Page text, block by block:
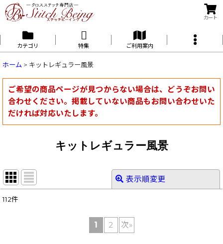
カート
カテゴリ 特集 ご利用案内
ホーム > キットレギュラー風景
ご希望の商品ページが見つからない場合は、どうぞお問い
合わせください。掲載していない商品もお問い合わせいた
だければ対応いたします。
キットレギュラー風景
表示順変更
112件
1 2 次»